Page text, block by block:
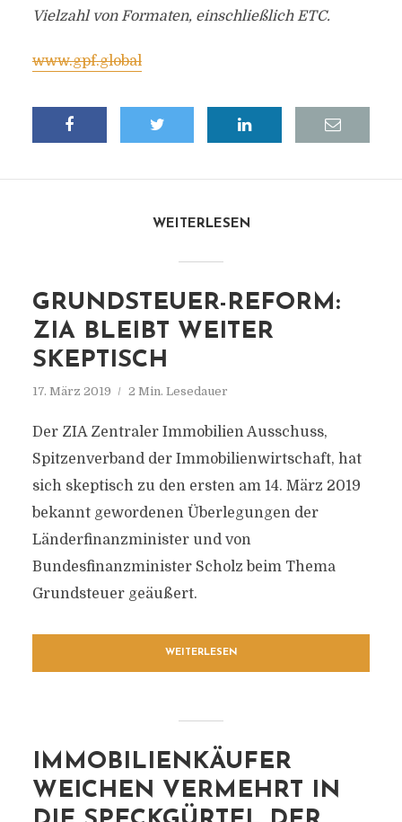
Vielzahl von Formaten, einschließlich ETC.
www.gpf.global
WEITERLESEN
GRUNDSTEUER-REFORM:
ZIA BLEIBT WEITER
SKEPTISCH
17. März 2019 2 Min. Lesedauer
Der ZIA Zentraler Immobilien Ausschuss,
Spitzenverband der Immobilienwirtschaft, hat
sich skeptisch zu den ersten am 14. März 2019
bekannt gewordenen Überlegungen der
Länderfinanzminister und von
Bundesfinanzminister Scholz beim Thema
Grundsteuer geäußert.
WEITERLESEN
IMMOBILIENKÄUFER
WEICHEN VERMEHRT IN